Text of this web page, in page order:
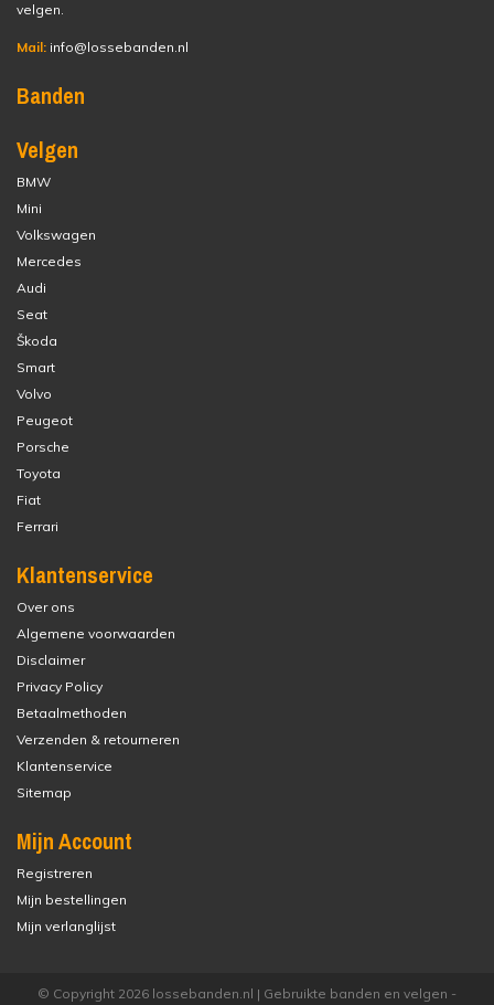
velgen.
Mail: info@lossebanden.nl
Banden
Velgen
BMW
Mini
Volkswagen
Mercedes
Audi
Seat
Škoda
Smart
Volvo
Peugeot
Porsche
Toyota
Fiat
Ferrari
Klantenservice
Over ons
Algemene voorwaarden
Disclaimer
Privacy Policy
Betaalmethoden
Verzenden & retourneren
Klantenservice
Sitemap
Mijn Account
Registreren
Mijn bestellingen
Mijn verlanglijst
© Copyright 2026 lossebanden.nl | Gebruikte banden en velgen -